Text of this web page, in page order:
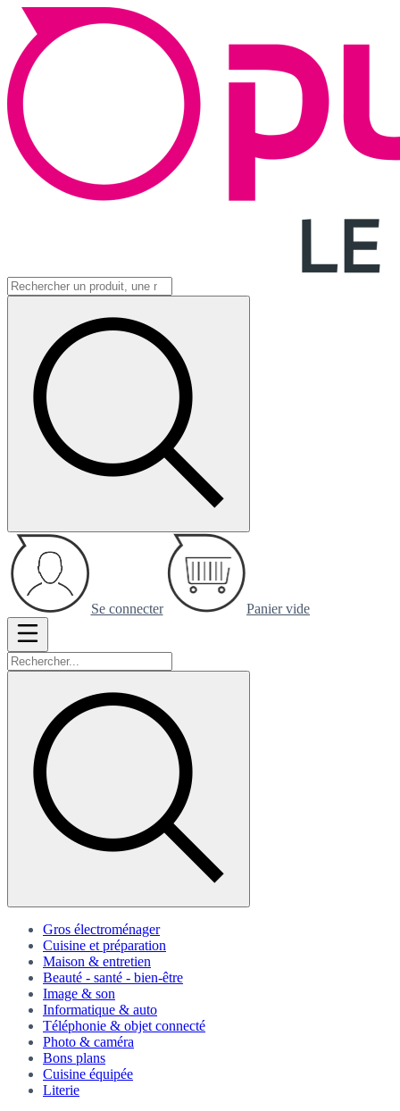
Se connecter Panier vide
Gros électroménager
Cuisine et préparation
Maison & entretien
Beauté - santé - bien-être
Image & son
Informatique & auto
Téléphonie & objet connecté
Photo & caméra
Bons plans
Cuisine équipée
Literie